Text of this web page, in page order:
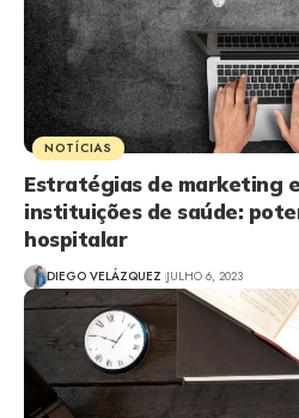
NOTÍCIAS
Estratégias de marketing
instituições de saúde:
hospitalar
DIEGO VELÁZQUEZ JULHO 6, 2023